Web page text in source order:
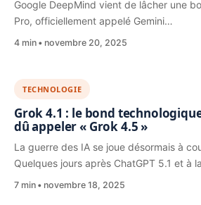
Google DeepMind vient de lâcher une
Pro, officiellement appelé Gemini…
4 min novembre 20, 2025
TECHNOLOGIE
Grok 4.1 : le bond
dû appeler « Grok 4.5 »
La guerre des IA se joue désormais à
Quelques jours après ChatGPT 5.1 et à
7 min novembre 18, 2025